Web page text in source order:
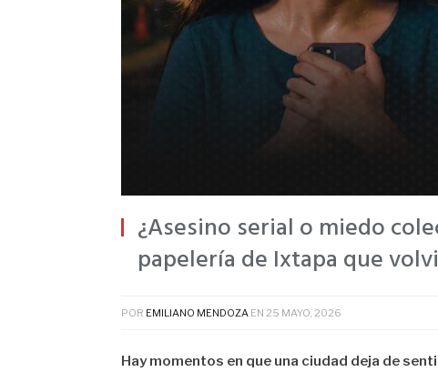
¿Asesino serial o miedo
papelería de Ixtapa que
POR EMILIANO MENDOZA EN 25 MAYO, 2026
Hay momentos en que una ciudad deja de